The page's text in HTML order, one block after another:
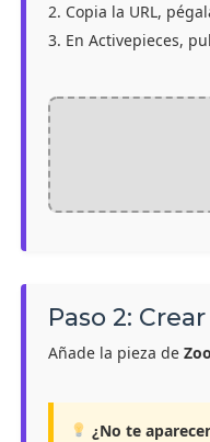
Copia la URL,
En Activepieces,
Paso 2:
Añade la pieza de
¿No te